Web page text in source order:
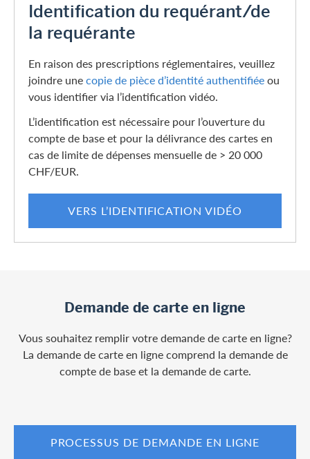
Identification du requérant/de
la requérante
En raison des prescriptions réglementaires, veuillez
joindre unecopie de pièce d’identité authentifiéeou
vous identifier via l’identification vidéo.
L’identification est nécessaire pour l’ouverture du
compte de base et pour la délivrance des cartes en
cas de limite de dépenses mensuelle de > 20 000
CHF/EUR.
VERS L’IDENTIFICATION VIDÉO
Demande de carte en ligne
Vous souhaitez remplir votre demande de carte en ligne?
La demande de carte en ligne comprend la demande de
compte de base et la demande de carte.
PROCESSUS DE DEMANDE EN LIGNE